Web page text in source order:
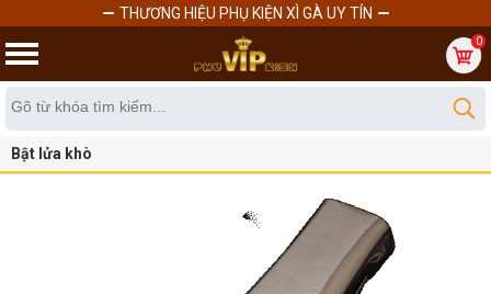
0
Bật lửa khò
THƯƠNG HIỆU PHỤ KIỆN XÌ GÀ UY TÍN